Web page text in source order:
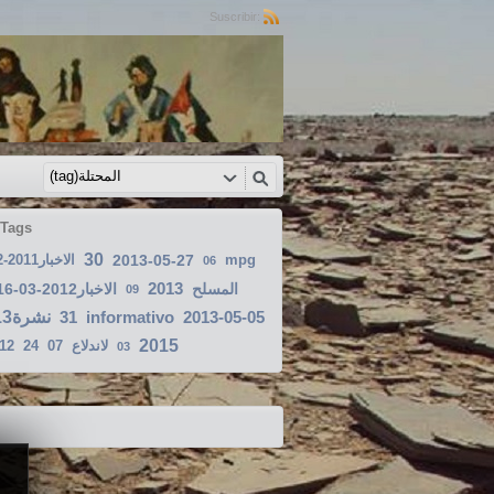
Suscribir:
الاخبار2011-12-25
30 2013-05-27 06 mpg
الاخبار2012-03-16 09 2013 المسلح
2013نشرة 31 informativo 2013-05-05
12 24 07 لاندلاع 03 2015